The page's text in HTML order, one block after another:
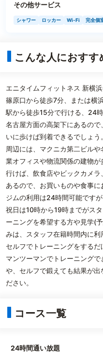
その他サービス
シャワー ロッカー Wi-Fi 完全個
こんな人におすす
エニタイムフィットネス 新横
篠原口から徒歩7分、または横
駅から徒歩15分で行ける、24
名古屋方面の高架下にあるの
いに歩けば到着できるでしょう。
周辺には、マクニカ第二ビル
業オフィスや物流関係の建物
行けば、飲食店やビックカメ
あるので、お買いものや食事に
ジムの利用は24時間可能です
祝日は10時から19時までがス
ーニングを希望する方や見学(
みは、スタッフ在籍時間内に利
セルフでトレーニングをする
マンツーマンでトレーニング
や、セルフで鍛えても結果が出
ださい。
コース一覧
24時間通い放題